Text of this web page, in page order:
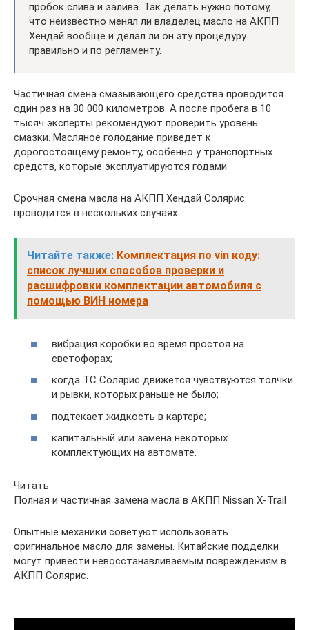
пробок слива и залива. Так делать нужно потому,
что неизвестно менял ли владелец масло на АКПП
Хендай вообще и делал ли он эту процедуру
правильно и по регламенту.
Частичная смена смазывающего средства проводится
один раз на 30 000 километров. А после пробега в 10
тысяч эксперты рекомендуют проверить уровень
смазки. Масляное голодание приведет к
дорогостоящему ремонту, особенно у транспортных
средств, которые эксплуатируются годами.
Срочная смена масла на АКПП Хендай Солярис
проводится в нескольких случаях:
Читайте также: Комплектация по vin коду:
список лучших способов проверки и
расшифровки комплектации автомобиля с
помощью ВИН номера
вибрация коробки во время простоя на
светофорах;
когда ТС Солярис движется чувствуются толчки
и рывки, которых раньше не было;
подтекает жидкость в картере;
капитальный или замена некоторых
комплектующих на автомате.
Читать
Полная и частичная замена масла в АКПП Nissan X-Trail
Опытные механики советуют использовать
оригинальное масло для замены. Китайские подделки
могут привести невосстанавливаемым повреждениям в
АКПП Солярис.